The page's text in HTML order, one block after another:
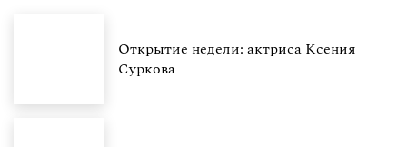
Открытие недели: актриса Ксения
Суркова